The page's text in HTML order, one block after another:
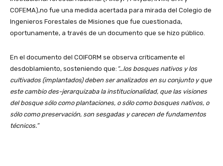
COFEMA),no fue una medida acertada para mirada del Colegio de
Ingenieros Forestales de Misiones que fue cuestionada,
oportunamente, a través de un documento que se hizo público.
En el documento del COIFORM se observa críticamente el
desdoblamiento, sosteniendo que: “…los bosques nativos y los
cultivados (implantados) deben ser analizados en su conjunto y que
este cambio des-jerarquizaba la institucionalidad, que las visiones
del bosque sólo como plantaciones, o sólo como bosques nativos, o
sólo como preservación, son sesgadas y carecen de fundamentos
técnicos.”